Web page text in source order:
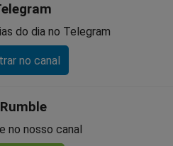
do dia no Telegram
no canal
Rumble
no nosso canal